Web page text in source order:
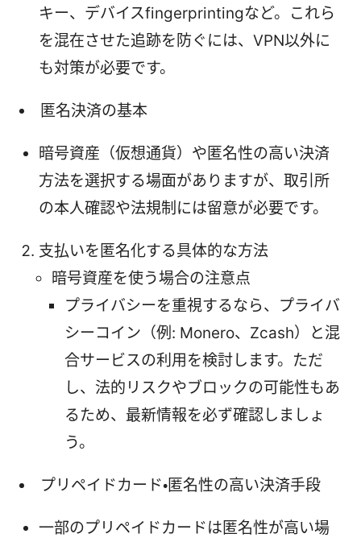
キー、デバイスfingerprintingなど。これら
を混在させた追跡を防ぐには、VPN以外に
も対策が必要です。
匿名決済の基本
暗号資産（仮想通貨）や匿名性の高い決済
方法を選択する場面がありますが、取引所
の本人確認や法規制には留意が必要です。
支払いを匿名化する具体的な方法
暗号資産を使う場合の注意点
プライバシーを重視するなら、プライバ
シーコイン（例: Monero、Zcash）と混
合サービスの利用を検討します。ただ
し、法的リスクやブロックの可能性もあ
るため、最新情報を必ず確認しましょ
う。
プリペイドカード・匿名性の高い決済手段
一部のプリペイドカードは匿名性が高い場